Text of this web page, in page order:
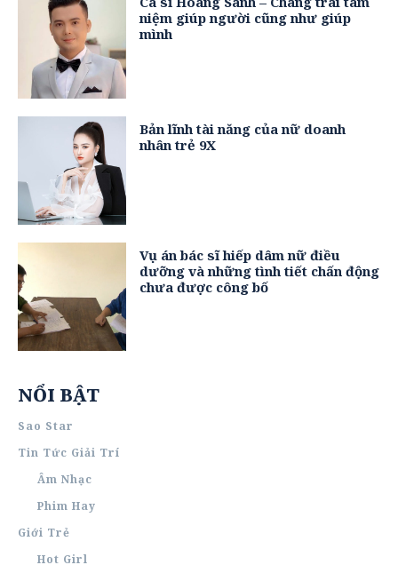
niệm giúp người cũng như giúp
mình
Bản lĩnh tài năng của nữ doanh
nhân trẻ 9X
Vụ án bác sĩ hiếp dâm nữ điều
dưỡng và những tình tiết chấn động
chưa được công bố
NỔI BẬT
Sao Star
Tin Tức Giải Trí
Âm Nhạc
Phim Hay
Giới Trẻ
Hot Girl